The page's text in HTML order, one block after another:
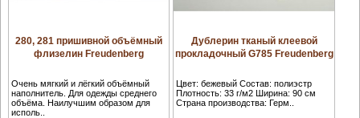
280, 281 пришивной объёмный
флизелин Freudenberg
Очень мягкий и лёгкий объёмный
наполнитель. Для одежды среднего
объёма. Наилучшим образом для
исполь..
Дублерин тканый клеевой
прокладочный G785 Freudenberg
Цвет: бежевый Состав: полиэстр
Плотность: 33 г/м2 Ширина: 90 см
Страна производства: Герм..